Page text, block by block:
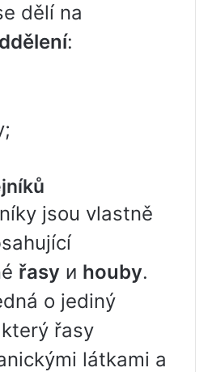
dělí na
:
jsou vlastně
řasy и houby.
o jediný
řasy
látkami a